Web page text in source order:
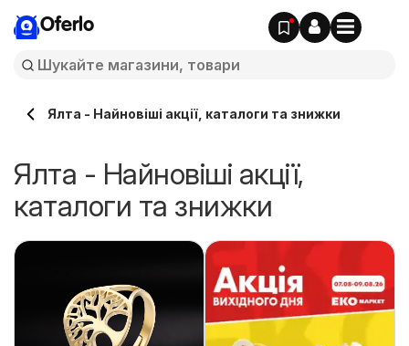
Oferlo
Ялта - Найновіші акції, каталоги та знижки
Ялта - Найновіші акції,
каталоги та знижки